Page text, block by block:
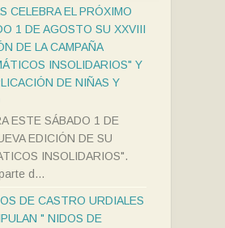
CELEBRA EL PRÓXIMO
1 DE AGOSTO SU XXVIII
DE LA CAMPAÑA
INSOLIDARIOS" Y
DE NIÑAS Y
ESTE SÁBADO 1 DE
EDICIÓN DE SU
INSOLIDARIOS".
d...
DE CASTRO URDIALES
" NIDOS DE